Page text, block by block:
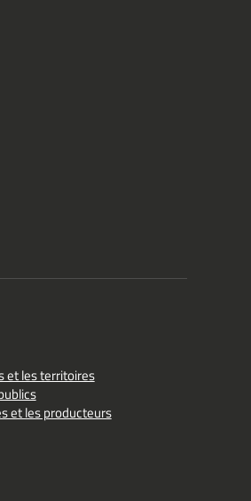
et les territoires
et les producteurs